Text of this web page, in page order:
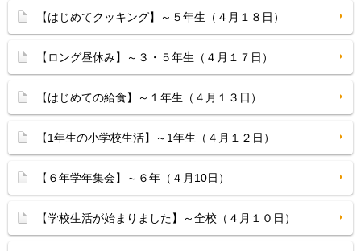
【はじめてクッキング】～５年生（４月１８日）
【ロング昼休み】～３・５年生（４月１７日）
【はじめての給食】～１年生（４月１３日）
【1年生の小学校生活】～1年生（４月１２日）
【６年学年集会】～６年（４月10日）
【学校生活が始まりました】～全校（４月１０日）